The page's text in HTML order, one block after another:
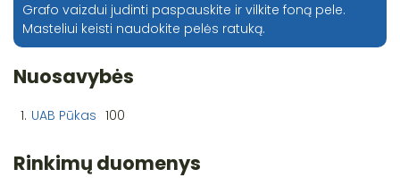
Grafo vaizdui judinti paspauskite ir vilkite foną pele.
Masteliui keisti naudokite pelės ratuką.
Nuosavybės
1. UAB Pūkas 100
Rinkimų duomenys